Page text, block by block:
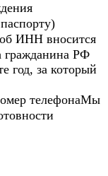
ИНН вносится
гражданина РФ
год, за который
телефонаМы